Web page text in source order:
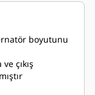
boyutunu
çıkış